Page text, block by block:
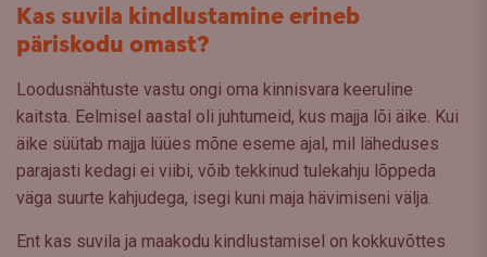
Kas suvila kindlustamine erineb
päriskodu omast?
Loodusnähtuste vastu ongi oma kinnisvara keeruline
kaitsta. Eelmisel aastal oli juhtumeid, kus majja lõi äike. Kui
äike süütab majja lüües mõne eseme ajal, mil läheduses
parajasti kedagi ei viibi, võib tekkinud tulekahju lõppeda
väga suurte kahjudega, isegi kuni maja hävimiseni välja.
Ent kas suvila ja maakodu kindlustamisel on kokkuvõttes